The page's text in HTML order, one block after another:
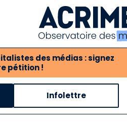
des médias : signez
pétition !
Notre critique des
Infolettre